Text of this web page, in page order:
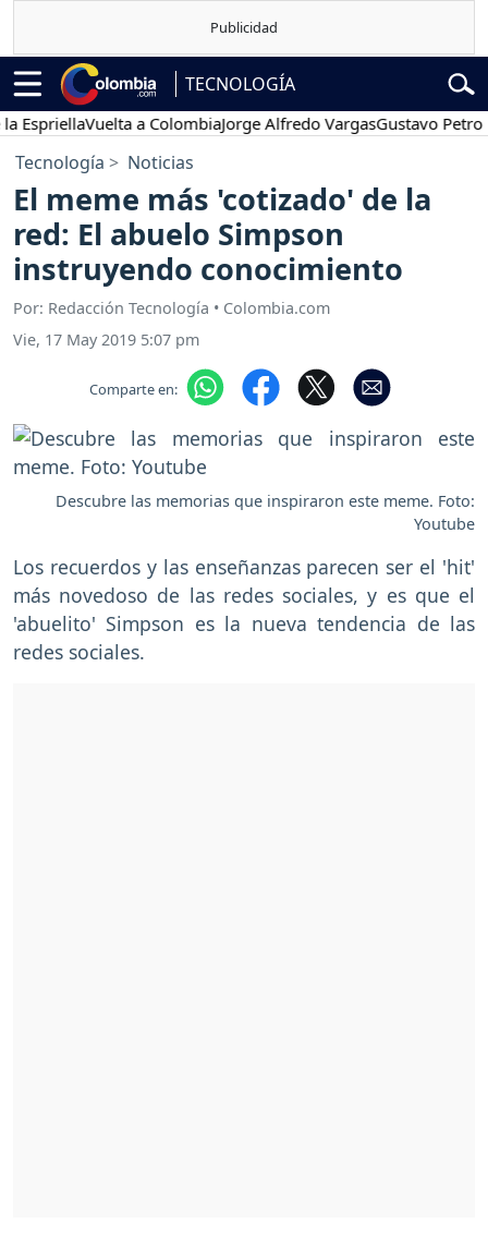
TECNOLOGÍA
Vuelta a ColombiaJorge Alfredo VargasGustavo Petro
Tecnología Noticias
El meme más 'cotizado' de la
red: El abuelo Simpson
instruyendo conocimiento
Por: Redacción Tecnología • Colombia.com
Vie, 17 May 2019 5:07 pm
Comparte en:
Descubre las memorias que inspiraron este meme. Foto:
Youtube
Los recuerdos y las enseñanzas parecen ser el 'hit'
más novedoso de las redes sociales, y es que el
'abuelito' Simpson es la nueva tendencia de las
redes sociales.